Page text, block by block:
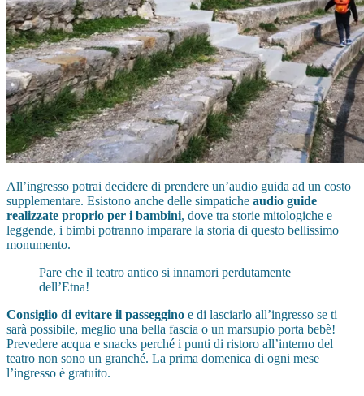
All’ingresso potrai decidere di prendere un’audio guida ad un costo
supplementare. Esistono anche delle simpatiche audio guide
realizzate proprio per i bambini, dove tra storie mitologiche e
leggende, i bimbi potranno imparare la storia di questo bellissimo
monumento.
Pare che il teatro antico si innamori perdutamente
dell’Etna!
Consiglio di evitare il passeggino e di lasciarlo all’ingresso se ti
sarà possibile, meglio una bella fascia o un marsupio porta bebè!
Prevedere acqua e snacks perché i punti di ristoro all’interno del
teatro non sono un granché. La prima domenica di ogni mese
l’ingresso è gratuito.